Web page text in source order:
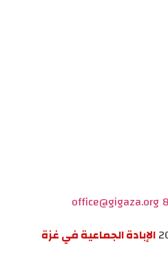
office@gigaza.org
الإبادة الجماعية في غزة